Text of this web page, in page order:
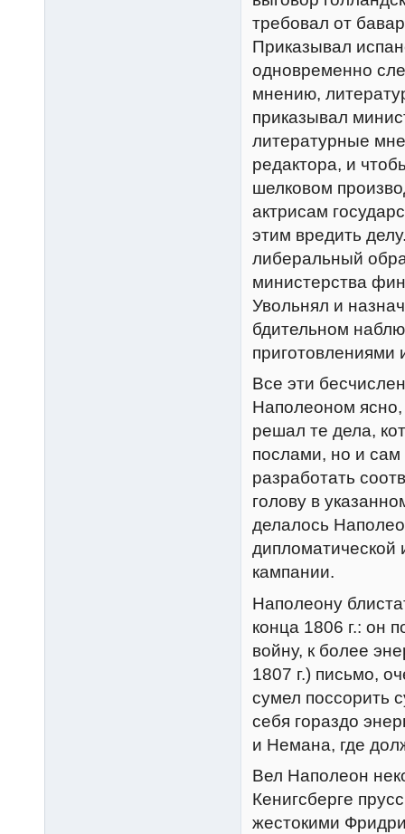
требовал от
Приказывал
одновременно
мнению,
приказывал
литературные
редактора, и
шелковом
актрисам
этим вредить
либеральный
министерства
Увольнял и
бдительном
приготовлениями
Все эти
Наполеоном ясно,
решал те дела,
послами, но и
разработать
голову в
делалось
дипломатической
кампании.
Наполеону
конца 1806 г.: он
войну, к более
1807 г.) письмо,
сумел поссорить
себя гораздо
и Немана, где
Вел Наполеон
Кенигсберге
жестокими